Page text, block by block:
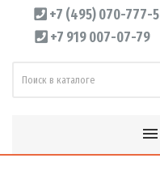
+7 (495) 070-777-5
+7 919 007-07-79